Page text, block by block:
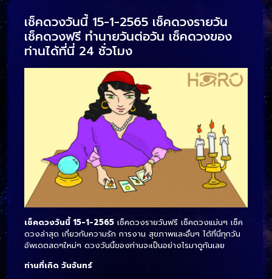
เช็คดวงวันนี้ 15-1-2565 เช็คดวงรายวัน
เช็คดวงฟรี ทำนายวันต่อวัน เช็คดวงของ
ท่านได้ที่นี่ 24 ชั่วโมง
เช็คดวงวันนี้ 15-1-2565 เช็คดวงรายวันฟรี เช็คดวงแม่นๆ เช็ค
ดวงล่าสุด เกี่ยวกับความรัก การงาน สุขภาพและอื่นๆ ได้ที่นี่ทุกวัน
อัพเดตสดๆใหม่ๆ ดวงวันนี้ของท่านจะเป็นอย่างไรมาดูกันเลย
ท่านที่เกิด วันจันทร์